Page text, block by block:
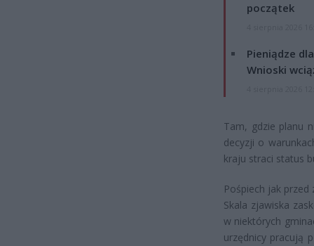
początek
Pieniądze
Wnioski
Tam, gdzie planu
decyzji o
kraju straci status
Pośpiech jak
Skala zjawiska
w niektórych
urzędnicy pracują